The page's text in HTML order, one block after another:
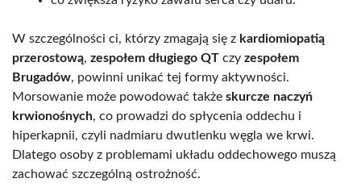
W szczególności ci, którzy zmagają się z kardiomiopatią
przerostową, zespołem długiego QT czy zespołem
Brugadów, powinni unikać tej formy aktywności.
Morsowanie może powodować także skurcze naczyń
krwionośnych, co prowadzi do spłycenia oddechu i
hiperkapnii, czyli nadmiaru dwutlenku węgla we krwi.
Dlatego osoby z problemami układu oddechowego muszą
zachować szczególną ostrożność.